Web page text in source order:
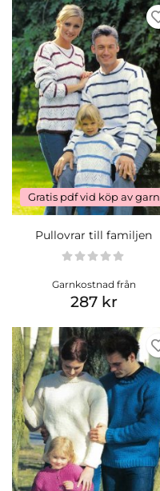
Gratis pdf vid köp av garn
Pullovrar till familjen
Garnkostnad från
287 kr